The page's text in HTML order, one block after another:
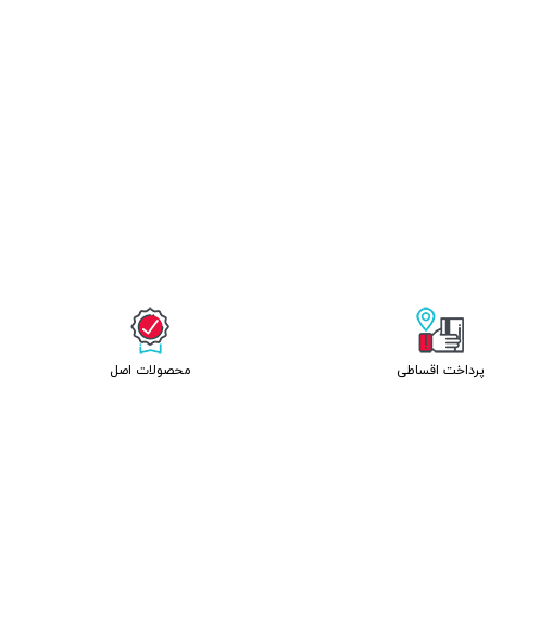
پرداخت اقساطی محصولات اصل